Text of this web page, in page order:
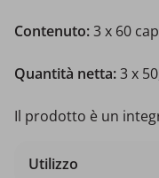
Contenuto:3 x 60
Quantità netta:3 x
Il prodotto è un
Utilizzo